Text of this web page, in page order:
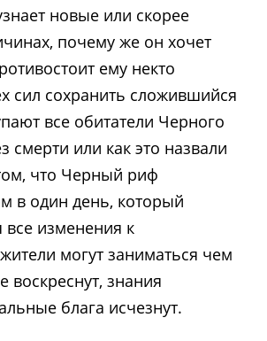
новые или скорее
почему же он хочет
ему некто
сил сохранить сложившийся
все обитатели Черного
или как это назвали
что Черный риф
в один день, который
все изменения к
могут заниматься чем
знания
блага исчезнут.